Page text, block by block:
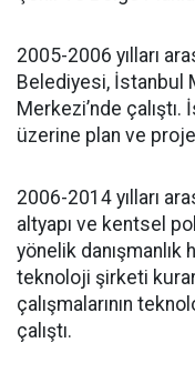
2005-2006 yılları
Belediyesi, İstanbul
Merkezi’nde çalıştı.
üzerine plan ve
2006-2014 yılları
altyapı ve kentsel
yönelik danışmanlık
teknoloji şirketi
çalışmalarının
çalıştı.